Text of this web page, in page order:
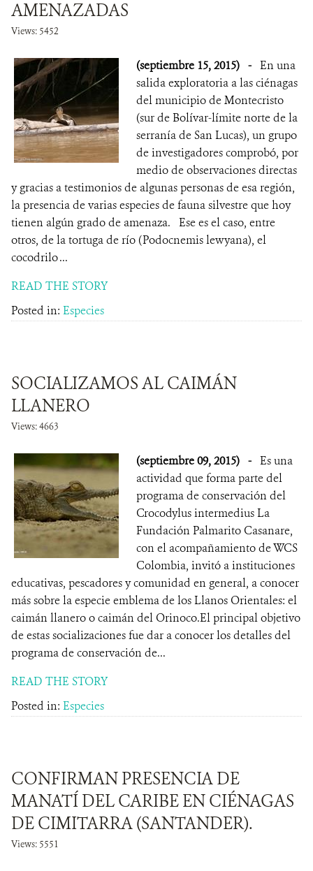
AMENAZADAS
Views: 5452
(septiembre 15, 2015) - En una
salida exploratoria a las ciénagas
del municipio de Montecristo
(sur de Bolívar-límite norte de la
serranía de San Lucas), un grupo
de investigadores comprobó, por
medio de observaciones directas
y gracias a testimonios de algunas personas de esa región,
la presencia de varias especies de fauna silvestre que hoy
tienen algún grado de amenaza. Ese es el caso, entre
otros, de la tortuga de río (Podocnemis lewyana), el
cocodrilo ...
READ THE STORY
Posted in: Especies
SOCIALIZAMOS AL CAIMÁN
LLANERO
Views: 4663
(septiembre 09, 2015) - Es una
actividad que forma parte del
programa de conservación del
Crocodylus intermedius La
Fundación Palmarito Casanare,
con el acompañamiento de WCS
Colombia, invitó a instituciones
educativas, pescadores y comunidad en general, a conocer
más sobre la especie emblema de los Llanos Orientales: el
caimán llanero o caimán del Orinoco.El principal objetivo
de estas socializaciones fue dar a conocer los detalles del
programa de conservación de...
READ THE STORY
Posted in: Especies
CONFIRMAN PRESENCIA DE
MANATÍ DEL CARIBE EN CIÉNAGAS
DE CIMITARRA (SANTANDER).
Views: 5551